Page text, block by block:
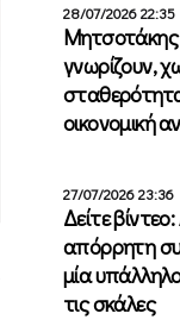
28/07/2026 22:35
Μητσοτάκης
γνωρίζουν,
οικονομική
27/07/2026 23:36
Δείτε
απόρρητη
μία
τις σκάλες